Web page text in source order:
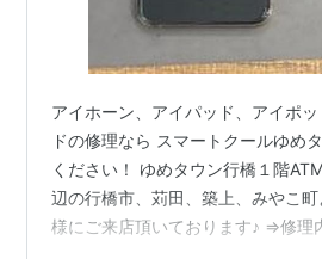
アイホーン、アイパッド、アイポ
ドの修理なら スマートクールゆめ
ください！ ゆめタウン行橋１階
辺の行橋市、苅田、築上、みやこ
様にご来店頂いております♪ ⇒修理